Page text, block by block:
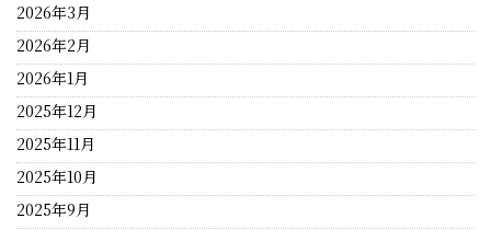
2026年3月
2026年2月
2026年1月
2025年12月
2025年11月
2025年10月
2025年9月